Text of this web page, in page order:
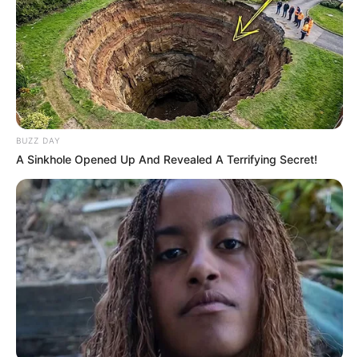
BUZZ DAY
A Sinkhole Opened Up And Revealed A Terrifying Secret!